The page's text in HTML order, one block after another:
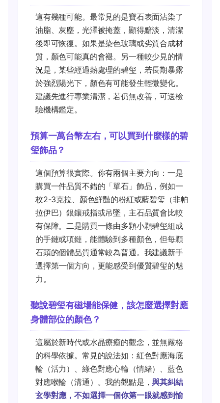
這有幾種可能。最常見的是寶石表面沾染了
油脂、灰塵，光澤被掩蓋，顯得黯淡，清潔
後即可恢復。如果是染色玻璃或劣質合成材
質，顏色可能真的會褪。另一種較少見的情
況是，某些經過熱處理的碧玺，若長期暴露
於強烈陽光下，顏色有可能發生輕微變化。
建議先進行專業清潔，若仍無改善，可送檢
驗機構鑑定。
預算一萬台幣左右，可以買到什麼樣的碧
玺飾品？
這個預算很實際。你有兩個主要方向：一是
購買一件品質不錯的「單石」飾品，例如一
枚2-3克拉、顏色鮮豔的粉紅或藍碧玺（非帕
拉伊巴）銀鑲戒指或吊墜，主石品質會比較
有保障。二是購買一條由多顆小顆碧玺組成
的手鏈或項鏈，能體驗到多種顏色，但每顆
石頭的個體品質通常較為普通。我建議新手
選擇第一個方向，更能感受到優質碧玺的魅
力。
聽說碧玺有磁場能保健，該怎麼選擇對應
身體部位的顏色？
這屬於新時代或水晶療癒的觀念，並無嚴格
的科學依據。常見的說法如：紅色對應海底
輪（活力）、綠色對應心輪（情緒）、藍色
對應喉輪（溝通）。我的觀點是，與其糾結
玄學對應，不如選擇一個你第一眼就感到愉